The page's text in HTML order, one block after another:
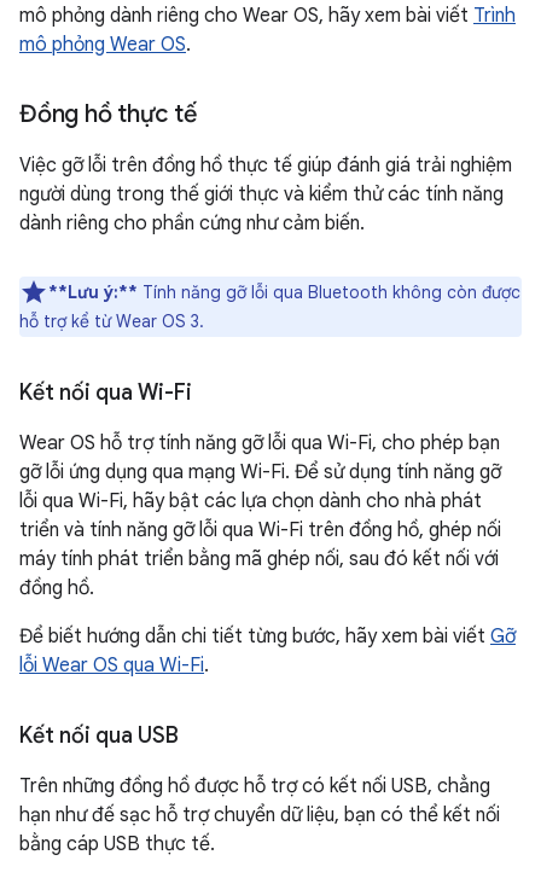
mô phỏng dành riêng cho Wear OS, hãy xem bài viết Trình
mô phỏng Wear OS.
Đồng hồ thực tế
Việc gỡ lỗi trên đồng hồ thực tế giúp đánh giá trải nghiệm
người dùng trong thế giới thực và kiểm thử các tính năng
dành riêng cho phần cứng như cảm biến.
**Lưu ý:** Tính năng gỡ lỗi qua Bluetooth không còn được
hỗ trợ kể từ Wear OS 3.
Kết nối qua Wi-Fi
Wear OS hỗ trợ tính năng gỡ lỗi qua Wi-Fi, cho phép bạn
gỡ lỗi ứng dụng qua mạng Wi-Fi. Để sử dụng tính năng gỡ
lỗi qua Wi-Fi, hãy bật các lựa chọn dành cho nhà phát
triển và tính năng gỡ lỗi qua Wi-Fi trên đồng hồ, ghép nối
máy tính phát triển bằng mã ghép nối, sau đó kết nối với
đồng hồ.
Để biết hướng dẫn chi tiết từng bước, hãy xem bài viết Gỡ
lỗi Wear OS qua Wi-Fi.
Kết nối qua USB
Trên những đồng hồ được hỗ trợ có kết nối USB, chẳng
hạn như đế sạc hỗ trợ chuyển dữ liệu, bạn có thể kết nối
bằng cáp USB thực tế.